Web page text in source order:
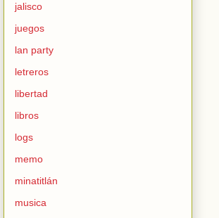
jalisco
juegos
lan party
letreros
libertad
libros
logs
memo
minatitlán
musica